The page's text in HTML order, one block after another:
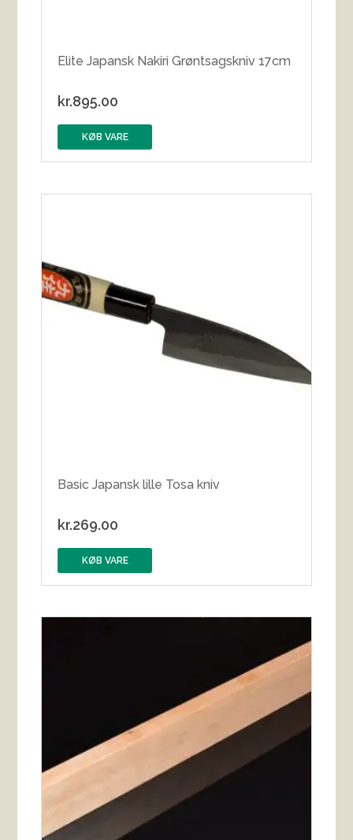
Elite Japansk Nakiri Grøntsagskniv 17cm
kr.895.00
KØB VARE
Basic Japansk lille Tosa kniv
kr.269.00
KØB VARE